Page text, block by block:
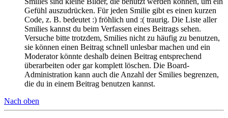
Gefühl auszudrücken. Für jeden Smilie gibt es einen kurzen
Code, z. B. bedeutet :) fröhlich und :( traurig. Die Liste aller
Smilies kannst du beim Verfassen eines Beitrags sehen.
Versuche bitte trotzdem, Smilies nicht zu häufig zu benutzen,
sie können einen Beitrag schnell unlesbar machen und ein
Moderator könnte deshalb deinen Beitrag entsprechend
überarbeiten oder gar komplett löschen. Die Board-
Administration kann auch die Anzahl der Smilies begrenzen,
die du in einem Beitrag benutzen kannst.
Nach oben